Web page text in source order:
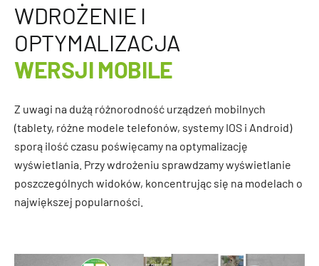
WDROŻENIE I
OPTYMALIZACJA
WERSJI MOBILE
Z uwagi na dużą różnorodność urządzeń mobilnych
(tablety, różne modele telefonów, systemy IOS i Android)
sporą ilość czasu poświęcamy na optymalizację
wyświetlania. Przy wdrożeniu sprawdzamy wyświetlanie
poszczególnych widoków, koncentrując się na modelach o
największej popularności.